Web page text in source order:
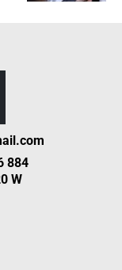
884
W